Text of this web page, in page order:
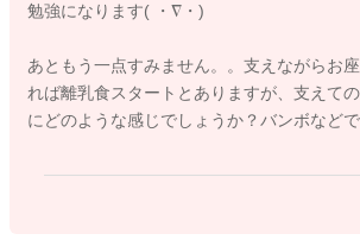
勉強になります( ・∇・)
あともう一点すみません。。支えながらお
れば離乳食スタートとありますが、支えて
にどのような感じでしょうか？バンボなど